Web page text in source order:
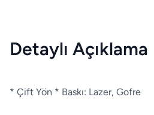
Detaylı Açıklama
* Çift Yön * Baskı: Lazer, Gofre